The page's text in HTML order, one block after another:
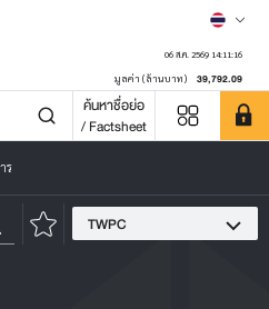
06 ส.ค. 2569 14:11:16
มูลค่า (ล้านบาท) 39,792.09
ค้นหาชื่อย่อ
/ Factsheet
ร
TWPC